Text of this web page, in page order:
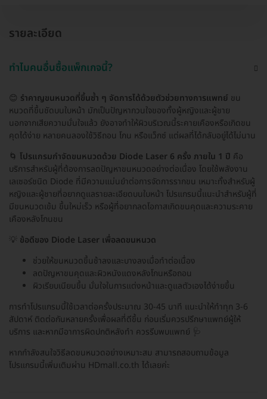
รายละเอียด
ทำไมคนอื่นซื้อแพ็กเกจนี้?
😊 รำคาญขนหนวดที่ขึ้นซ้ำ ๆ จัดการได้ด้วยตัวช่วยทางการแพทย์ ขน
หนวดที่ขึ้นชัดบนใบหน้า มักเป็นปัญหากวนใจของทั้งผู้หญิงและผู้ชาย
นอกจากเสียความมั่นใจแล้ว ยังอาจทำให้ผิวบริเวณนี้ระคายเคืองหรือเกิดขน
คุดได้ง่าย หลายคนลองใช้วิธีถอน โกน หรือแว็กซ์ แต่ผลที่ได้กลับอยู่ได้ไม่นาน
🌀 โปรแกรมกำจัดขนหนวดด้วย Diode Laser 6 ครั้ง ภายใน 1 ปี คือ
บริการสำหรับผู้ที่ต้องการลดปัญหาขนหนวดอย่างต่อเนื่อง โดยใช้พลังงาน
เลเซอร์ชนิด Diode ที่มีความแม่นยำต่อการจัดการรากขน เหมาะทั้งสำหรับผู้
หญิงและผู้ชายที่อยากดูแลรายละเอียดบนใบหน้า โปรแกรมนี้แนะนำสำหรับผู้ที่
มีขนหนวดเข้ม ขึ้นใหม่เร็ว หรือผู้ที่อยากลดโอกาสเกิดขนคุดและความระคาย
เคืองหลังโกนขน
💡 ข้อดีของ Diode Laser เพื่อลดขนหนวด
ช่วยให้ขนหนวดขึ้นช้าลงและบางลงเมื่อทำต่อเนื่อง
ลดปัญหาขนคุดและผิวหนังแดงหลังโกนหรือถอน
ผิวเรียบเนียนขึ้น มั่นใจในการแต่งหน้าและดูแลตัวเองได้ง่ายขึ้น
การทำโปรแกรมนี้ใช้เวลาต่อครั้งประมาณ 30-45 นาที แนะนำให้ทำทุก 3-6
สัปดาห์ ติดต่อกันหลายครั้งเพื่อผลที่ดีขึ้น ก่อนเริ่มควรปรึกษาแพทย์ผู้ให้
บริการ และหากมีอาการผิดปกติหลังทำ ควรรีบพบแพทย์ 🩺
หากกำลังสนใจวิธีลดขนหนวดอย่างเหมาะสม สามารถสอบถามข้อมูล
โปรแกรมนี้เพิ่มเติมผ่าน HDmall.co.th ได้เลยค่ะ